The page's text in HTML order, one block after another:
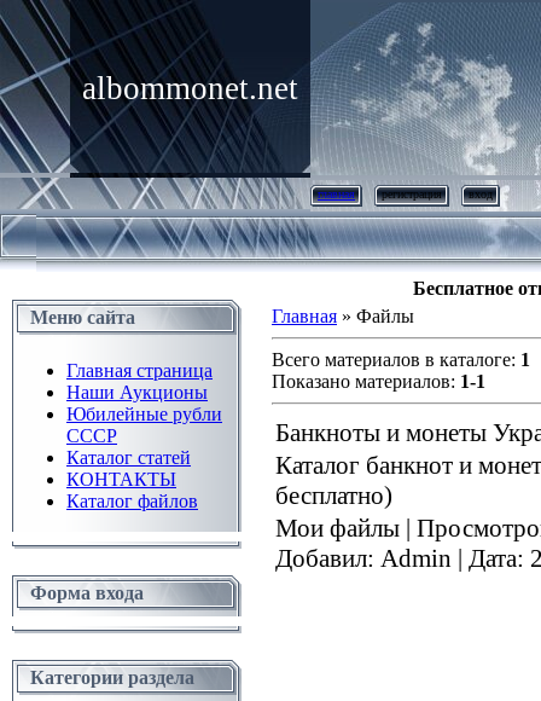
albommonet.net
главная регистрация вход
Бесплатное
Меню сайта
Главная страница
Наши Аукционы
Юбилейные рубли
СССР
Каталог статей
КОНТАКТЫ
Каталог файлов
Форма входа
Категории раздела
Главная » Файлы
Всего материалов в каталоге: 1
Показано материалов: 1-1
Банкноты и монеты
Каталог банкнот и
бесплатно)
Мои файлы |
Добавил: Admin | Дата: